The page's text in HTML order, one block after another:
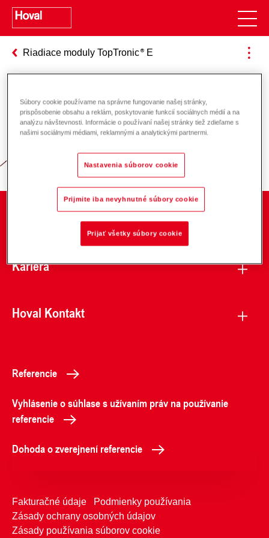
Riadiace moduly TopTronic E
Zodpovednosť za energiu a životné
prostredie
O spoločnosti
Kariéra
Hoval Kontakt
Referencie
Vyhlásenie o súhlase s užívaním práv na používanie
referencie
Dohoda o zverejnení referencie
Fakturačné údaje
Podmienky používania
Zásady ochrany osobných údajov
Zásady používania súborov cookie
Súbory cookie používame na správne fungovanie našej stránky,
prispôsobenie obsahu a reklám, poskytovanie funkcií sociálnych médií a na
analýzu návštevnosti. Informácie o používaní našej stránky tiež zdieľame s
našimi sociálnymi médiami, reklamnými a analytickými partnermi.
Nastavenia súborov cookie
Prijmite iba nevyhnutné súbory cookie
Prijať všetky súbory cookie